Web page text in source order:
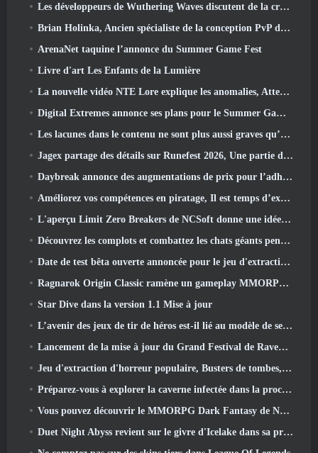
Les développeurs de Wuthering Waves discutent de la création de la séquence de combat Lahai-Roi Mech
Brian Holinka, Ancien spécialiste de la conception PvP de World Of Warcraft, Rejoint l’équipe MMO de League Of Legends
ArenaNet taquine l’annonce du Summer Game Fest
Livre d'art Les Enfants de la Lumière
La nouvelle vidéo NTE Lore explique les anomalies, Attendez, Et comment une organisation « secrète » suit tout cela
Digital Extremes annonce ses plans pour le Summer Game Fest
Les lacunes dans le contenu ne sont plus aussi graves qu’avant
Jagex partage des détails sur Runefest 2026, Une partie de la célébration du 25e anniversaire de RuneScape IP
Daybreak annonce des augmentations de prix pour l’adhésion VIP au Seigneur des Anneaux Online
Améliorez vos compétences en piratage, Il est temps d’explorer Night City dans Wuthering Waves
L'aperçu Limit Zero Breakers de NCSoft donne une idée de ce à quoi s'attendre du prochain test du prologue
Découvrez les complots et combattez les chats géants pendant votre temps libre dans la dernière mise à jour de Where Winds Meet
Date de test bêta ouverte annoncée pour le jeu d'extraction Dark Fantasy, Chasseur de Brume
Ragnarok Origin Classic ramène un gameplay MMORPG équitable et CBT ouvre ses portes en juin 4
Star Dive dans la version 1.1 Mise à jour
L’avenir des jeux de tir de héros est-il lié au modèle de service en direct F2P?
Lancement de la mise à jour du Grand Festival de Raven2, avec la nouvelle classe Warlord
Jeu d'extraction d'horreur populaire, Busters de tombes, Lancements en Occident
Préparez-vous à explorer la caverne infectée dans la prochaine mise à jour d'Eterspire
Vous pouvez découvrir le MMORPG Dark Fantasy de Nexon Embers Of The Uncrown pendant le Steam Next Fest
Duet Night Abyss revient sur le givre d'Icelake dans sa prochaine mise à jour Steampunk